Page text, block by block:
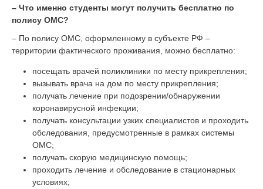
– Что именно студенты могут получить бесплатно по
полису ОМС?
– По полису ОМС, оформленному в субъекте РФ –
территории фактического проживания, можно бесплатно:
посещать врачей поликлиники по месту прикрепления;
вызывать врача на дом по месту прикрепления;
получать лечение при подозрении/обнаружении
коронавирусной инфекции;
получать консультации узких специалистов и проходить
обследования, предусмотренные в рамках системы
ОМС;
получать скорую медицинскую помощь;
проходить лечение и обследование в стационарных
условиях;